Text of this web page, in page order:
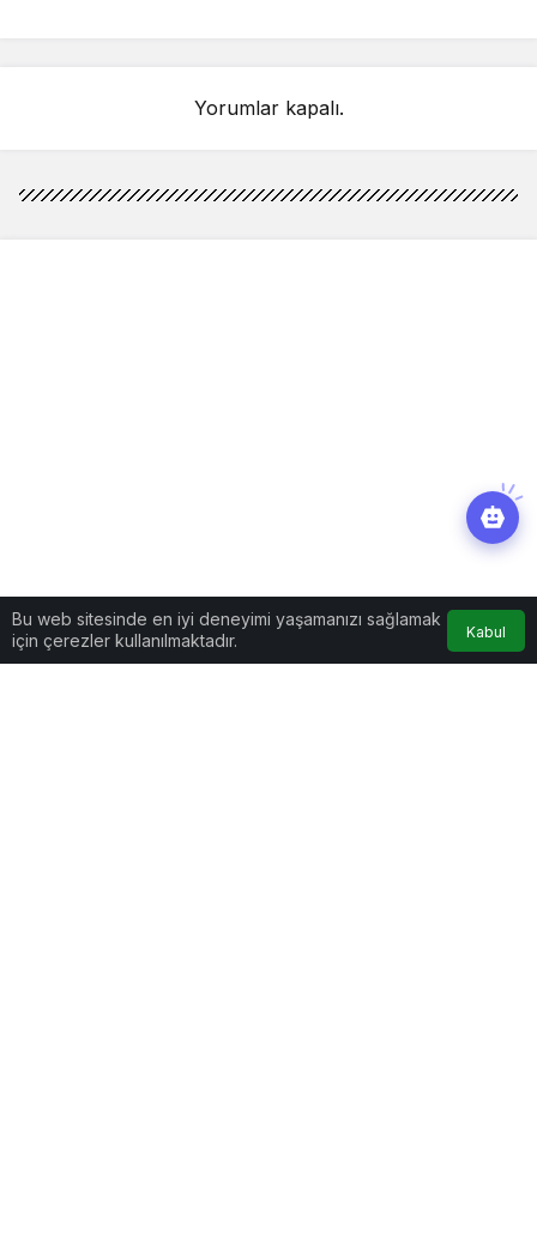
Yorumlar kapalı.
Bu web sitesinde en iyi deneyimi yaşamanızı sağlamak
için çerezler kullanılmaktadır.
Kabul